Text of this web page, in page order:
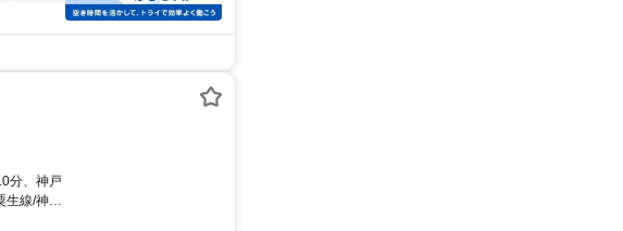
分、神戸
生線/神戸